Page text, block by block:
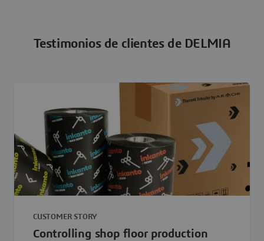
Testimonios de clientes de DELMIA
CUSTOMER STORY
Controlling shop floor production